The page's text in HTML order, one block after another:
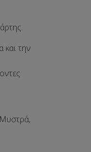
και την